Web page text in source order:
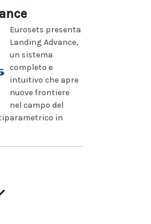
Eurosets presenta
Landing Advance,
un sistema
completo e
intuitivo che apre
nuove frontiere
nel campo del
in